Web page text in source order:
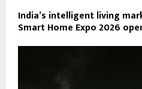
India’s intelligent living
Smart Home Expo 2026